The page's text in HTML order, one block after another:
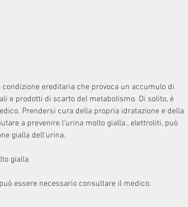
e prodotti di scarto del metabolismo. Di solito, è
Prendersi cura della propria idratazione e della
a prevenire l'urina molto gialla., elettroliti, può
gialla dell'urina.
gialla
essere necessario consultare il medico.